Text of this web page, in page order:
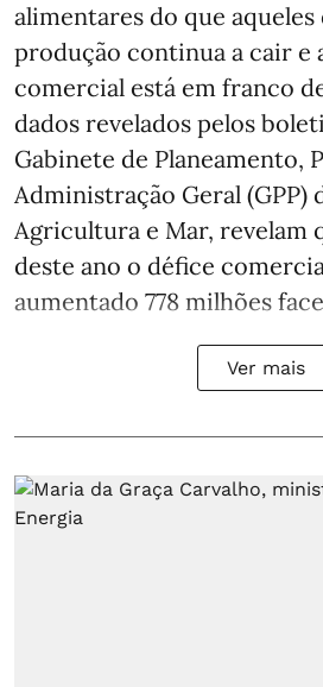
alimentares do que aqueles
produção continua a cair e
comercial está em franco
dados revelados pelos
Gabinete de Planeamento,
Administração Geral
Agricultura e Mar, revelam
deste ano o défice
aumentado 778 milhões
Ver mais